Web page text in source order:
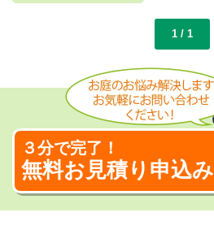
1 / 1
３分で完了！
無料お見積り申込み